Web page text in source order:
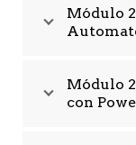
Módulo
Módulo
con